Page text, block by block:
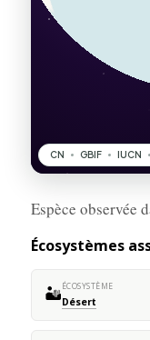
Espèce observée
Écosystèmes
🏜️ÉCOSYSTÈME
Désert